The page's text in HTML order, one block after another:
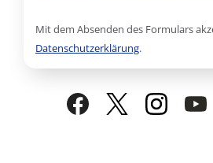
Mit dem Absenden des Formulars
Datenschutzerklärung.